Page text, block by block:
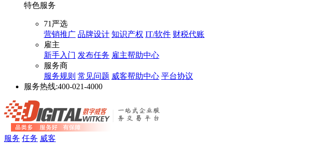
特色服务
71严选
营销推广 品牌设计 知识产权 IT/软件 财税代账
雇主
新手入门 发布任务 雇主帮助中心
服务商
服务规则 常见问题 威客帮助中心 平台协议
服务热线:400-021-4000
服务 任务 威客